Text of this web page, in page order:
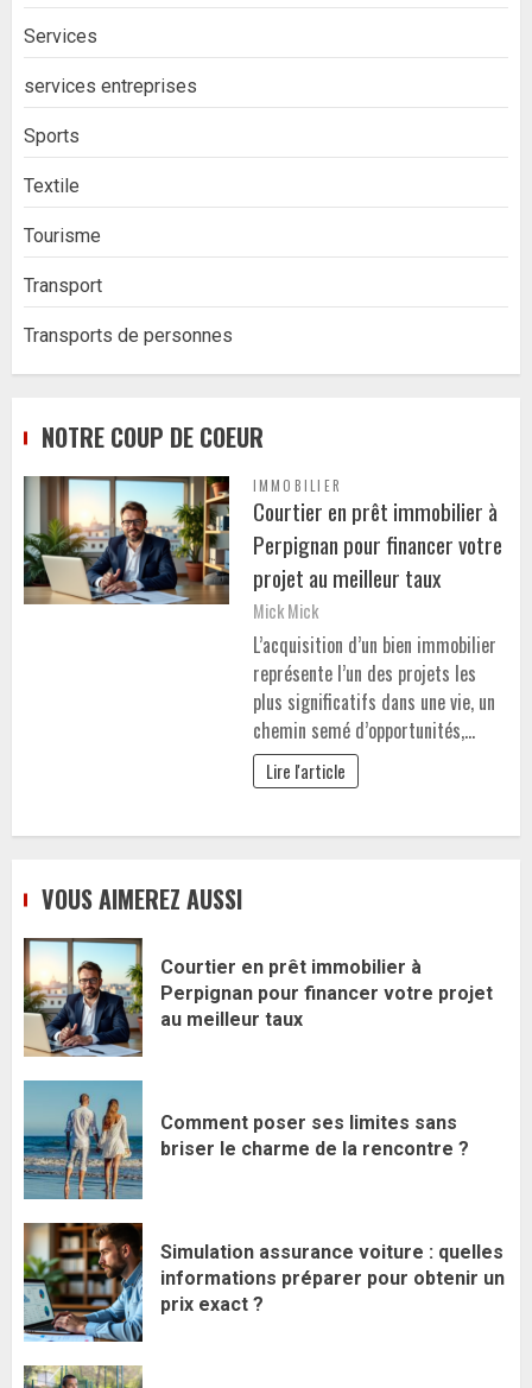
Services
services entreprises
Sports
Textile
Tourisme
Transport
Transports de personnes
NOTRE COUP DE COEUR
IMMOBILIER
Courtier en prêt immobilier à
Perpignan pour financer votre
projet au meilleur taux
Mick Mick
L’acquisition d’un bien immobilier
représente l’un des projets les
plus significatifs dans une vie, un
chemin semé d’opportunités,…
Lire l'article
VOUS AIMEREZ AUSSI
Courtier en prêt immobilier à
Perpignan pour financer votre projet
au meilleur taux
Comment poser ses limites sans
briser le charme de la rencontre ?
Simulation assurance voiture : quelles
informations préparer pour obtenir un
prix exact ?